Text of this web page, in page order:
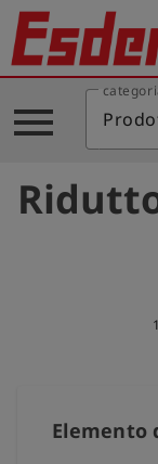
Prodotti
Applicazione
Assistenza
menu
Elemento